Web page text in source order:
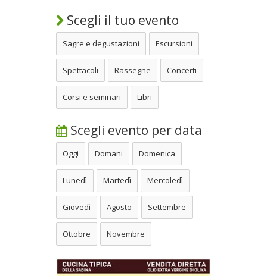
Scegli il tuo evento
Sagre e degustazioni Escursioni
Spettacoli Rassegne Concerti
Corsi e seminari Libri
Scegli evento per data
Oggi Domani Domenica
Lunedì Martedì Mercoledì
Giovedì Agosto Settembre
Ottobre Novembre